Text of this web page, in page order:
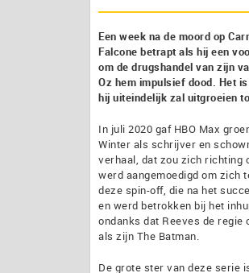
Een week na de moord op
Falcone betrapt als hij een
om de drugshandel van zijn
Oz hem impulsief dood. Het
hij uiteindelijk zal uitgroeien
In juli 2020 gaf HBO Max
Winter als schrijver en
verhaal, dat zou zich richting
werd aangemoedigd om zich
deze spin-off, die na het
en werd betrokken bij het
ondanks dat Reeves de
als zijn The Batman.
De grote ster van deze serie